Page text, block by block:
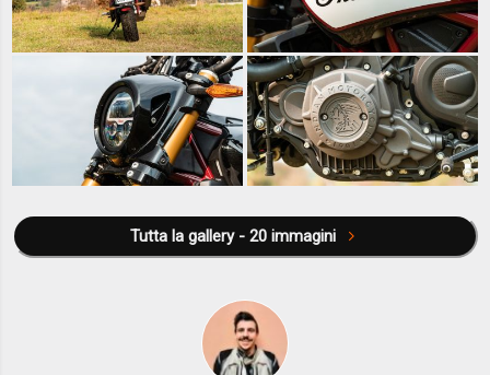
Tutta la gallery - 20 immagini